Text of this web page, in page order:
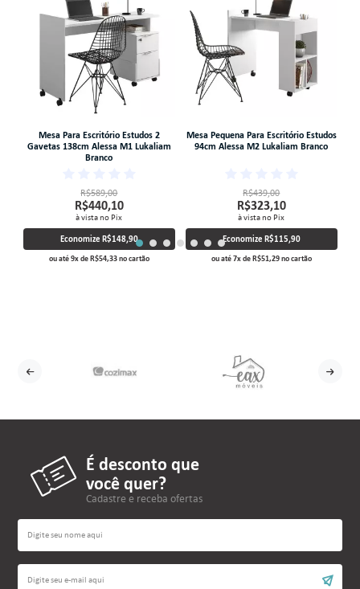
Mesa Para Escritório Estudos 2
Gavetas 138cm Alessa M1 Lukaliam
Branco
R$589,00
R$440,10
à vista no Pix
Economize R$148,90
ou até9xdeR$54,33no cartão
Mesa Pequena Para Escritório Estudos
94cm Alessa M2 Lukaliam Branco
R$439,00
R$323,10
à vista no Pix
Economize R$115,90
ou até7xdeR$51,29no cartão
É desconto que
você quer?
Cadastre e receba ofertas